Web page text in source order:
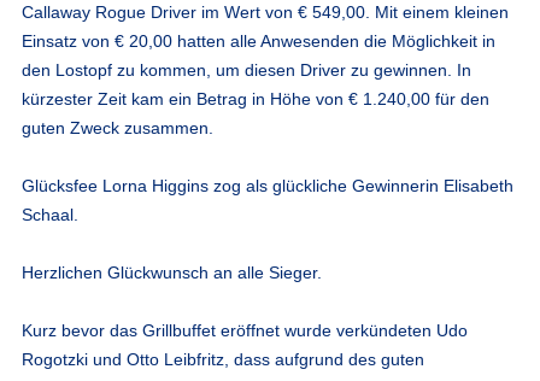
Callaway Rogue Driver im Wert von € 549,00. Mit einem kleinen
Einsatz von € 20,00 hatten alle Anwesenden die Möglichkeit in
den Lostopf zu kommen, um diesen Driver zu gewinnen. In
kürzester Zeit kam ein Betrag in Höhe von € 1.240,00 für den
guten Zweck zusammen.
Glücksfee Lorna Higgins zog als glückliche Gewinnerin Elisabeth
Schaal.
Herzlichen Glückwunsch an alle Sieger.
Kurz bevor das Grillbuffet eröffnet wurde verkündeten Udo
Rogotzki und Otto Leibfritz, dass aufgrund des guten